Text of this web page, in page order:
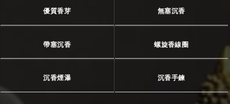
優質香芽 無塞沉香
帶塞沉香 螺旋香線圈
沉香煙瀑 沉香手鍊